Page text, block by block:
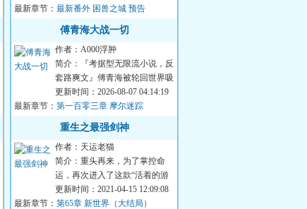
出微弱的火花！...
最新章节： 最新番外 困兽之城 预告
傅青海大战一切
作者：A000浮肿
简介：『考据型无限流小说，反
套路爽文』傅青海被轮回世界吸
入了，当他目睹了异形大战食死
徒、绝地武士大...
更新时间：2026-08-07 04:14:19
最新章节： 第一百零三章 摩尔迷踪
重生之最强剑神
作者：天运老猫
简介：重头再来，为了掌控命
运，再次进入了这款“活着的游
戏”。这一次，他不会在受人所
制。身为级剑王，...
更新时间：2021-04-15 12:09:08
最新章节： 第65章 新世界（大结局）